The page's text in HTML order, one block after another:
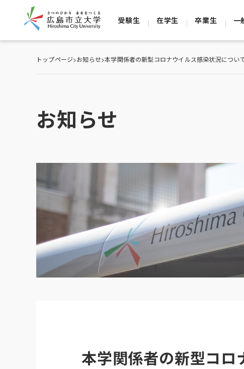
受験生 在学生 卒業生 一
トップページ>お知らせ>本学関係者の新型コロナウイルス感染状況につい
お知らせ
本学関係者の新型コロ